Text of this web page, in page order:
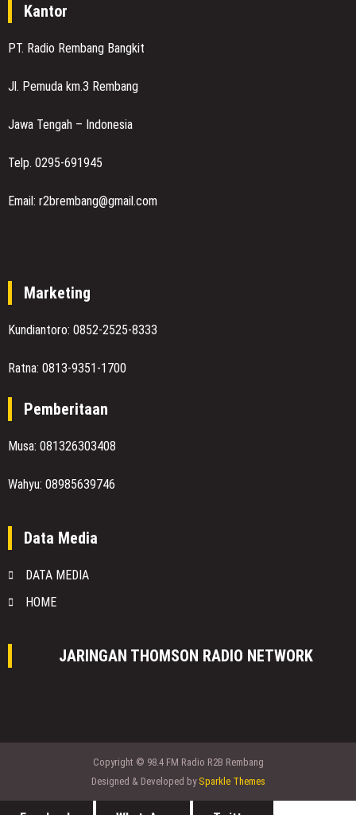
Kantor
PT. Radio Rembang Bangkit
Jl. Pemuda km.3 Rembang
Jawa Tengah – Indonesia
Telp. 0295-691945
Email: r2brembang@gmail.com
Marketing
Kundiantoro: 0852-2525-8333
Ratna: 0813-9351-1700
Pemberitaan
Musa: 081326303408
Wahyu: 08985639746
Data Media
DATA MEDIA
HOME
JARINGAN THOMSON RADIO NETWORK
Copyright © 98.4 FM Radio R2B Rembang
Designed & Developed by Sparkle Themes